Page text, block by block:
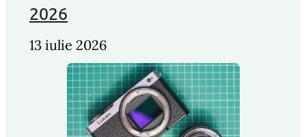
2026
13 iulie 2026